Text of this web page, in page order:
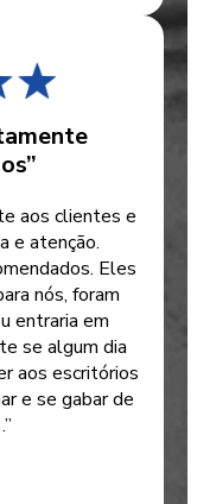
aos clientes e
e atenção.
Eles
nós, foram
entraria em
se algum dia
aos escritórios
e se gabar de